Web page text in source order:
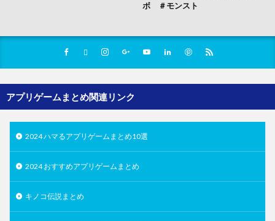
ボ ＃モンスト
アプリゲームまとめ関連リンク
2024 ハマるアプリゲームまとめ10選
2024 おすすめアプリゲームまとめ
キノコ伝説まとめ